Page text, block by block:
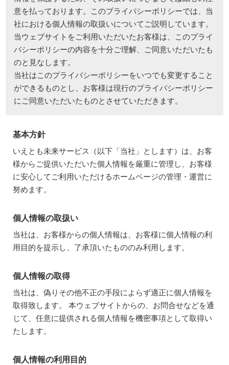
意を払っております。このプライバシーポリシーでは、当
社における個人情報の取扱いについてご説明しています。
当ウェブサイトをご利用いただいたお客様は、このプライ
バシーポリシーの内容を十分ご理解、ご同意いただいたも
のと見なします。
当社はこのプライバシーポリシーをいつでも変更すること
ができるものとし、お客様は現行のプライバシーポリシー
にご同意いただいたものとさせていただきます。
基本方針
いえとも未来サービス（以下「当社」とします）は、お客
様からご提供いただいた個人情報を厳重に管理し、お客様
に安心してご利用いただけるホームページの管理・運営に
努めます。
個人情報の取扱い
当社は、お客様からの個人情報は、お客様に個人情報の利
用目的を提示し、了承頂いたもののみ利用します。
個人情報の取得
当社は、偽りその他不正の手段によらず適正に個人情報を
取得致します。 本ウェブサイトからの、お問合せなどを通
じて、任意に提供される個人情報を機密事項として取得い
たします。
個人情報の利用目的